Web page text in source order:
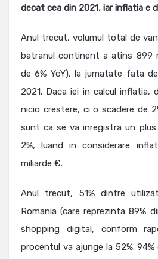
decat cea din 2021, iar inflatia e
Anul trecut, volumul total de
batranul continent a atins 899
de 6% YoY), la jumatate fata
2021. Daca iei in calcul
nicio crestere, ci o scadere de
sunt ca se va inregistra un plus
2%, luand in considerare
miliarde €.
Anul trecut, 51% dintre
Romania (care reprezinta 89%
shopping digital, conform
procentul va ajunge la 52%.